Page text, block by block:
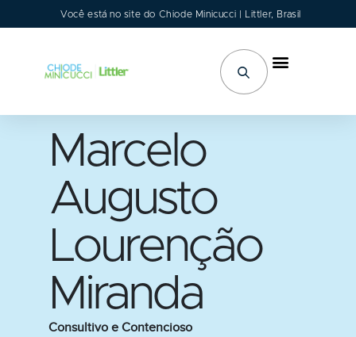
Você está no site do Chiode Minicucci | Littler, Brasil
Marcelo
Augusto
Lourenção
Miranda
Consultivo e Contencioso